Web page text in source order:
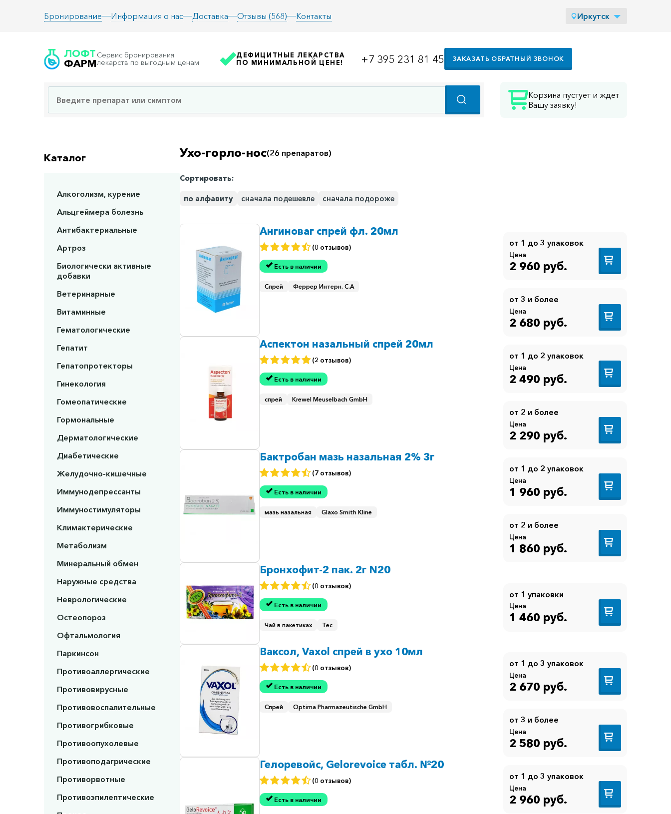
Бронирование Информация о нас Доставка Отзывы (568) Контакты Иркутск
ЛОФТ
ФАРМ
Сервис бронирования
лекарств по выгодным ценам
Корзина пустует и ждет
Вашу заявку!
ДЕФИЦИТНЫЕ ЛЕКАРСТВА
ПО МИНИМАЛЬНОЙ ЦЕНЕ!
+7 395 231 81 45 ЗАКАЗАТЬ ОБРАТНЫЙ ЗВОНОК
Каталог
Алкоголизм, курение
Альцгеймера болезнь
Антибактериальные
Артроз
Биологически активные
добавки
Ветеринарные
Витаминные
Гематологические
Гепатит
Гепатопротекторы
Гинекология
Гомеопатические
Гормональные
Дерматологические
Диабетические
Желудочно-кишечные
Иммунодепрессанты
Иммуностимуляторы
Климактерические
Метаболизм
Минеральный обмен
Наружные средства
Неврологические
Остеопороз
Офтальмология
Паркинсон
Противоаллергические
Противовирусные
Противовоспалительные
Противогрибковые
Противоопухолевые
Противоподагрические
Противорвотные
Противоэпилептические
Ухо-горло-нос(26 препаратов)
Сортировать:
по алфавиту сначала подешевле сначала подороже
Ангиноваг спрей фл. 20мл
(0 отзывов)
Есть в наличии
Спрей Феррер Интерн. С.А
от 1 до 3 упаковок
Цена
2 960 руб.
от 3 и более
Цена
2 680 руб.
Аспектон назальный спрей 20мл
(2 отзывов)
Есть в наличии
спрей Krewel Meuselbach GmbH
от 1 до 2 упаковок
Цена
2 490 руб.
от 2 и более
Цена
2 290 руб.
Бактробан мазь назальная 2% 3г
(7 отзывов)
Есть в наличии
мазь назальная Glaxo Smith Kline
от 1 до 2 упаковок
Цена
1 960 руб.
от 2 и более
Цена
1 860 руб.
Бронхофит-2 пак. 2г N20
(0 отзывов)
Есть в наличии
Чай в пакетиках Тес
от 1 упаковки
Цена
1 460 руб.
Ваксол, Vaxol спрей в ухо 10мл
(0 отзывов)
Есть в наличии
Спрей Optima Pharmazeutische GmbH
от 1 до 3 упаковок
Цена
2 670 руб.
от 3 и более
Цена
2 580 руб.
Гелоревойс, Gelorevoice табл. №20
(0 отзывов)
Есть в наличии
от 1 до 3 упаковок
Цена
2 960 руб.